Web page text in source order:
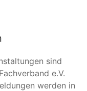
sind
e.V.
werden in